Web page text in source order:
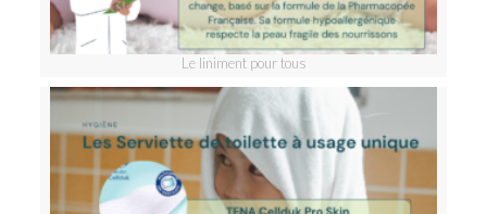
Le liniment pour tous